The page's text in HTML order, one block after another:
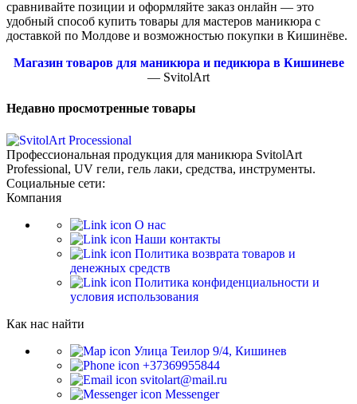
сравнивайте позиции и оформляйте заказ онлайн — это
удобный способ купить товары для мастеров маникюра с
доставкой по Молдове и возможностью покупки в Кишинёве.
Магазин товаров для маникюра и педикюра в Кишиневе
— SvitolArt
Недавно просмотренные товары
Профессиональная продукция для маникюра SvitolArt
Professional, UV гели, гель лаки, средства, инструменты.
Социальные сети:
Компания
О нас
Наши контакты
Политика возврата товаров и
денежных средств
Политика конфиденциальности и
условия использования
Как нас найти
Улица Теилор 9/4, Кишинев
+37369955844
svitolart@mail.ru
Messenger